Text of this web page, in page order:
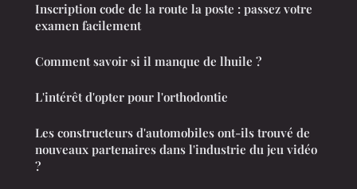
Inscription code de la route la poste : passez votre
examen facilement
Comment savoir si il manque de lhuile ?
L'intérêt d'opter pour l'orthodontie
Les constructeurs d'automobiles ont-ils trouvé de
nouveaux partenaires dans l'industrie du jeu vidéo
?